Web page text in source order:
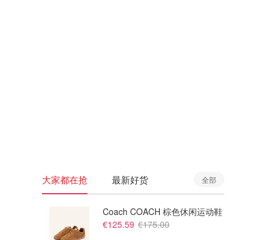
大家都在抢 最新好货 全部
Coach COACH 棕色休闲运动鞋
€125.59 €175.00